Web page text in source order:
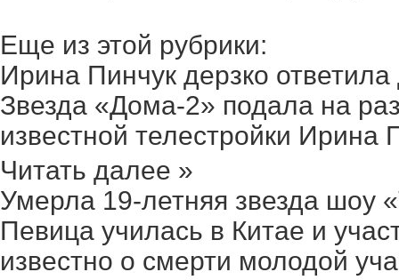
Еще из этой рубрики:
Ирина Пинчук дерзко ответила
Звезда «Дома-2» подала на
известной телестройки Ирина
Читать далее »
Умерла 19-летняя звезда шоу
Певица училась в Китае и
известно о смерти молодой